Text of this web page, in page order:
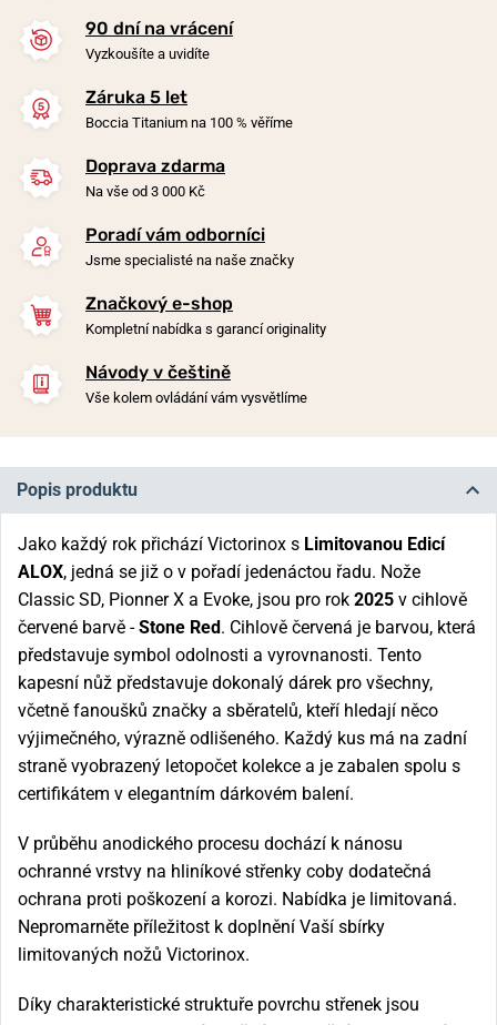
90 dní na vrácení
Vyzkoušíte a uvidíte
Záruka 5 let
Boccia Titanium na 100 % věříme
Doprava zdarma
Na vše od 3 000 Kč
Poradí vám odborníci
Jsme specialisté na naše značky
Značkový e-shop
Kompletní nabídka s garancí originality
Návody v češtině
Vše kolem ovládání vám vysvětlíme
Popis produktu
Jako každý rok přichází Victorinox s Limitovanou Edicí
ALOX, jedná se již o v pořadí jedenáctou řadu. Nože
Classic SD, Pionner X a Evoke, jsou pro rok 2025 v cihlově
červené barvě -Stone Red. Cihlově červená je barvou, která
představuje symbol odolnosti a vyrovnanosti. Tento
kapesní nůž představuje dokonalý dárek pro všechny,
včetně fanoušků značky a sběratelů, kteří hledají něco
výjimečného, výrazně odlišeného. Každý kus má na zadní
straně vyobrazený letopočet kolekce a je zabalen spolu s
certifikátem v elegantním dárkovém balení.
V průběhu anodického procesu dochází k nánosu
ochranné vrstvy na hliníkové střenky coby dodatečná
ochrana proti poškození a korozi. Nabídka je limitovaná.
Nepromarněte příležitost k doplnění Vaší sbírky
limitovaných nožů Victorinox.
Díky charakteristické struktuře povrchu střenek jsou